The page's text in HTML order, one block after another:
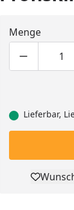
Menge
Lieferbar,